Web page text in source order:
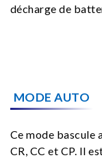
décharge de
MODE AUTO
Ce mode bascule
CR, CC et CP. Il